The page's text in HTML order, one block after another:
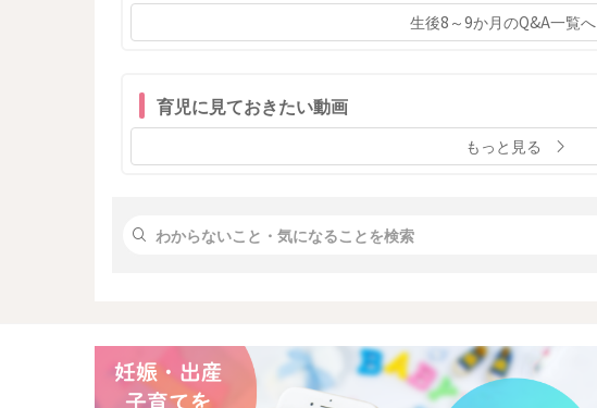
生後8～9か月のQ&A一覧へ
育児に見ておきたい動画
もっと見る